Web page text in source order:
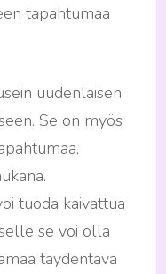
tapahtumaa
uudenlaisen
Se on myös
tuoda kaivattua
se voi olla
täydentävä